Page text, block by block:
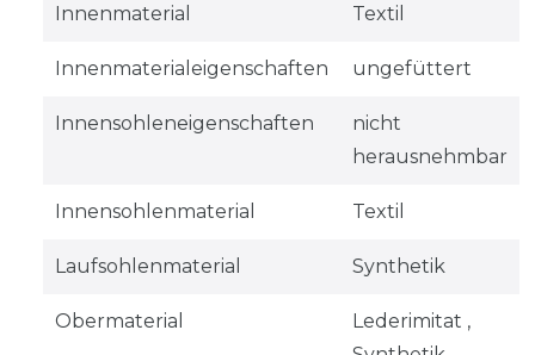
Innenmaterial Textil
Innenmaterialeigenschaften ungefüttert
Innensohleneigenschaften
nicht
herausnehmbar
Innensohlenmaterial Textil
Laufsohlenmaterial Synthetik
Obermaterial
Lederimitat ,